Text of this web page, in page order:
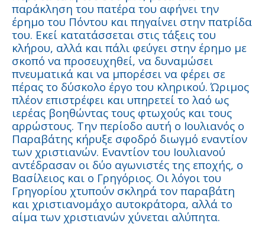
παράκληση του πατέρα του αφήνει την
έρημο του Πόντου και πηγαίνει στην πατρίδα
του. Εκεί κατατάσσεται στις τάξεις του
κλήρου, αλλά και πάλι φεύγει στην έρημο με
σκοπό να προσευχηθεί, να δυναμώσει
πνευματικά και να μπορέσει να φέρει σε
πέρας το δύσκολο έργο του κληρικού. Ώριμος
πλέον επιστρέφει και υπηρετεί το λαό ως
ιερέας βοηθώντας τους φτωχούς και τους
αρρώστους. Την περίοδο αυτή ο Ιουλιανός ο
Παραβάτης κήρυξε σφοδρό διωγμό εναντίον
των χριστιανών. Εναντίον του Ιουλιανού
αντέδρασαν οι δύο αγωνιστές της εποχής, ο
Βασίλειος και ο Γρηγόριος. Οι λόγοι του
Γρηγορίου χτυπούν σκληρά τον παραβάτη
και χριστιανομάχο αυτοκράτορα, αλλά το
αίμα των χριστιανών χύνεται αλύπητα.